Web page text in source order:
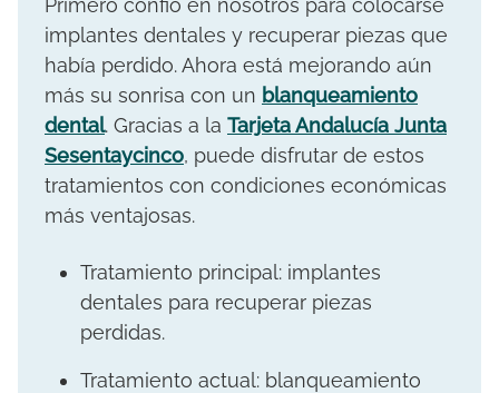
Primero confió en nosotros para colocarse
implantes dentales y recuperar piezas que
había perdido. Ahora está mejorando aún
más su sonrisa con un blanqueamiento
dental. Gracias a la Tarjeta Andalucía Junta
Sesentaycinco, puede disfrutar de estos
tratamientos con condiciones económicas
más ventajosas.
Tratamiento principal: implantes
dentales para recuperar piezas
perdidas.
Tratamiento actual: blanqueamiento